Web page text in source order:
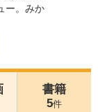
ー。みか
書籍
5件